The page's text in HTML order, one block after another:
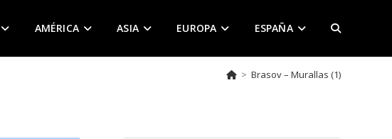
AMÉRICA ASIA EUROPA ESPAÑA ALTERNAR
> Brasov – Murallas (1)